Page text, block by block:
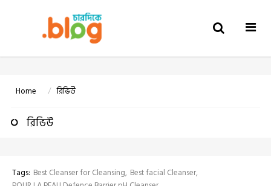
Home রিভিউ
রিভিউ
Tags: Best Cleanser for Cleansing Best facial Cleanser